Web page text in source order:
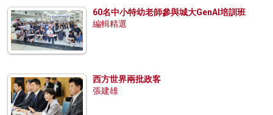
60名中小特幼老師參與城大GenAI培訓班
編輯精選
西方世界兩批政客
張建雄